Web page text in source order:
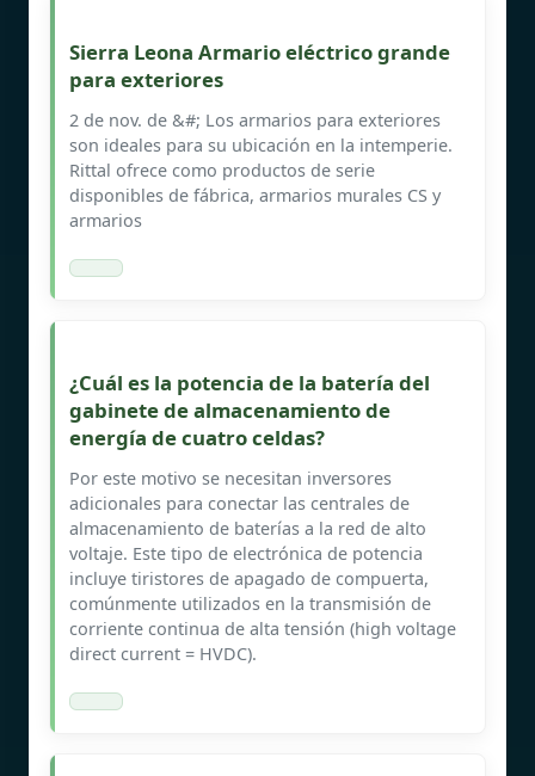
Sierra Leona Armario eléctrico grande
para exteriores
2 de nov. de &#; Los armarios para exteriores
son ideales para su ubicación en la intemperie.
Rittal ofrece como productos de serie
disponibles de fábrica, armarios murales CS y
armarios
¿Cuál es la potencia de la batería del
gabinete de almacenamiento de
energía de cuatro celdas?
Por este motivo se necesitan inversores
adicionales para conectar las centrales de
almacenamiento de baterías a la red de alto
voltaje. Este tipo de electrónica de potencia
incluye tiristores de apagado de compuerta,
comúnmente utilizados en la transmisión de
corriente continua de alta tensión (high voltage
direct current = HVDC).